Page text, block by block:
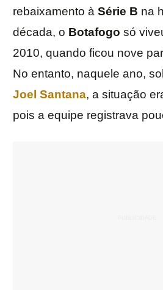
rebaixamento à Série B na
década, o Botafogo só
2010, quando ficou nove
No entanto, naquele ano,
Joel Santana, a situação
pois a equipe registrava